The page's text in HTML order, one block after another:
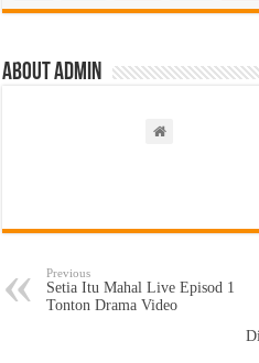
About admin
Previous
Setia Itu Mahal Live Episod 1
Tonton Drama Video